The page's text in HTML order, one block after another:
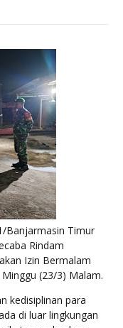
Banjarmasin Timur
Rindam
Izin Bermalam
(23/3) Malam.
kedisiplinan para
di luar lingkungan